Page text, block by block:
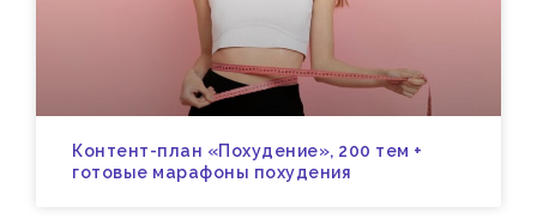
Контент-план «Похудение», 200 тем +
готовые марафоны похудения